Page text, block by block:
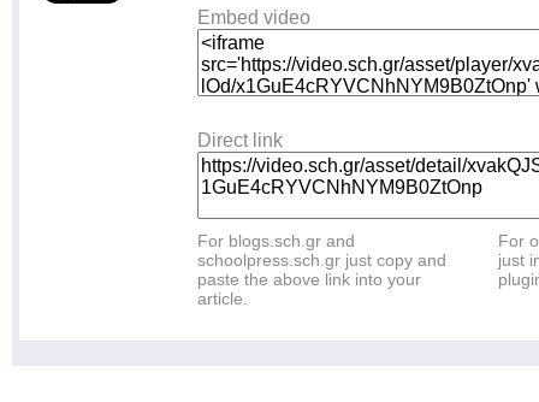
Embed video
Direct link
For blogs.sch.gr and
schoolpress.sch.gr just copy and
paste the above link into your
article.
For
just